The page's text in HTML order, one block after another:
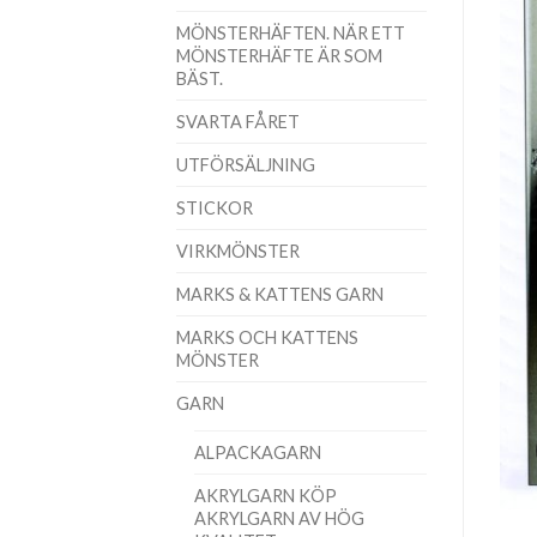
MÖNSTERHÄFTEN. NÄR ETT
MÖNSTERHÄFTE ÄR SOM
BÄST.
SVARTA FÅRET
UTFÖRSÄLJNING
STICKOR
VIRKMÖNSTER
MARKS & KATTENS GARN
MARKS OCH KATTENS
MÖNSTER
GARN
ALPACKAGARN
AKRYLGARN KÖP
AKRYLGARN AV HÖG